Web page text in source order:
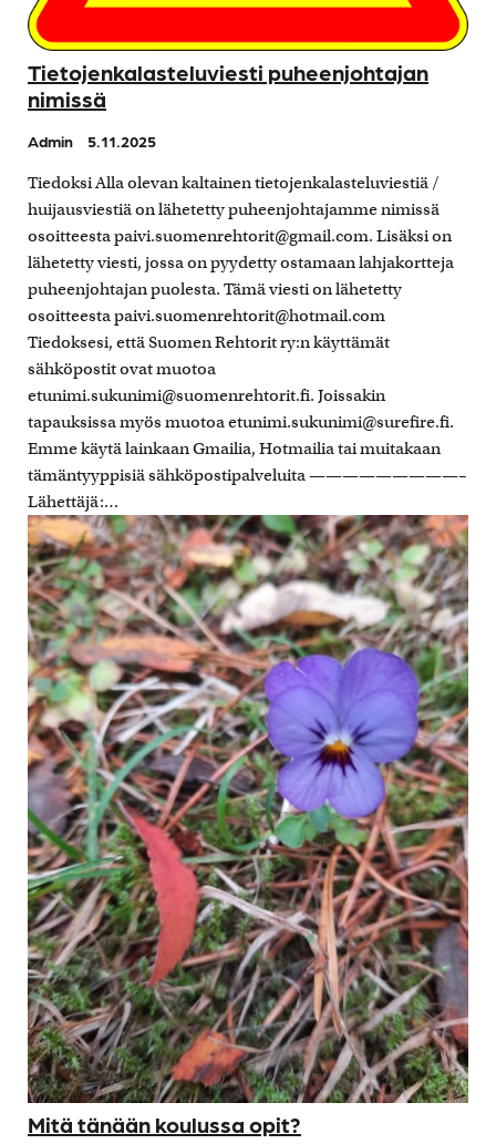
Tietojenkalasteluviesti puheenjohtajan
nimissä
Admin 5.11.2025
Tiedoksi Alla olevan kaltainen tietojenkalasteluviestiä /
huijausviestiä on lähetetty puheenjohtajamme nimissä
osoitteesta paivi.suomenrehtorit@gmail.com. Lisäksi on
lähetetty viesti, jossa on pyydetty ostamaan lahjakortteja
puheenjohtajan puolesta. Tämä viesti on lähetetty
osoitteesta paivi.suomenrehtorit@hotmail.com
Tiedoksesi, että Suomen Rehtorit ry:n käyttämät
sähköpostit ovat muotoa
etunimi.sukunimi@suomenrehtorit.fi. Joissakin
tapauksissa myös muotoa etunimi.sukunimi@surefire.fi.
Emme käytä lainkaan Gmailia, Hotmailia tai muitakaan
tämäntyyppisiä sähköpostipalveluita —————————–
Lähettäjä:…
Mitä tänään koulussa opit?